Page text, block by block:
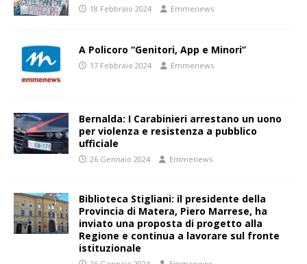
18 Febbraio 2024 Emmenews
A Policoro “Genitori, App e Minori”
17 Febbraio 2024 Emmenews
Bernalda: I Carabinieri arrestano un uono
per violenza e resistenza a pubblico
ufficiale
26 Gennaio 2024 Emmenews
Biblioteca Stigliani: il presidente della
Provincia di Matera, Piero Marrese, ha
inviato una proposta di progetto alla
Regione e continua a lavorare sul fronte
istituzionale